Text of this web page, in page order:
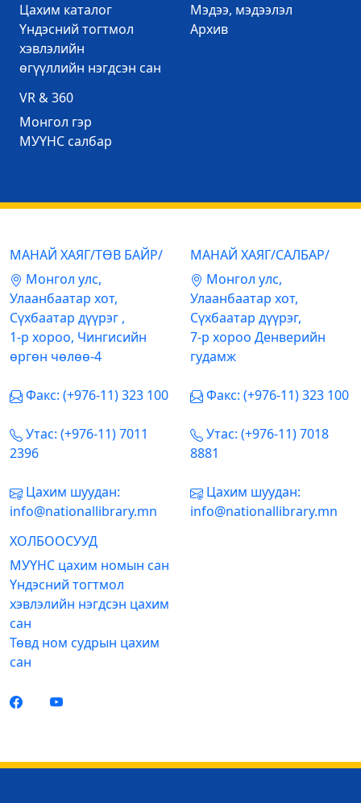
Цахим каталог
Үндэсний тогтмол
хэвлэлийн
өгүүллийн нэгдсэн сан
Mэдээ, мэдээлэл
Архив
VR & 360
Mонгол гэр
МУҮНС салбар
МАНАЙ ХАЯГ/ТӨВ БАЙР/
Mонгол улс,
Улаанбаатар хот,
Сүхбаатар дүүрэг ,
1-р хороо, Чингисийн
өргөн чөлөө-4
Факс: (+976-11) 323 100
Утас: (+976-11) 7011
2396
Цахим шуудан:
info@nationallibrary.mn
МАНАЙ ХАЯГ/САЛБАР/
Mонгол улс,
Улаанбаатар хот,
Сүхбаатар дүүрэг,
7-р хороо Денверийн
гудамж
Факс: (+976-11) 323 100
Утас: (+976-11) 7018
8881
Цахим шуудан:
info@nationallibrary.mn
ХОЛБООСУУД
МУҮНС цахим номын сан
Үндэсний тогтмол
хэвлэлийн нэгдсэн цахим
сан
Төвд ном судрын цахим
сан